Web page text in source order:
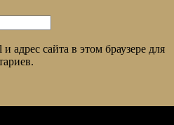
адрес сайта в этом браузере для